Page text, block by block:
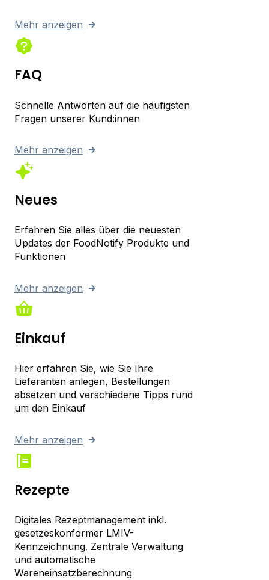
Mehr anzeigen
FAQ
Schnelle Antworten auf die häufigsten
Fragen unserer Kund:innen
Mehr anzeigen
Neues
Erfahren Sie alles über die neuesten
Updates der FoodNotify Produkte und
Funktionen
Mehr anzeigen
Einkauf
Hier erfahren Sie, wie Sie Ihre
Lieferanten anlegen, Bestellungen
absetzen und verschiedene Tipps rund
um den Einkauf
Mehr anzeigen
Rezepte
Digitales Rezeptmanagement inkl.
gesetzeskonformer LMIV-
Kennzeichnung. Zentrale Verwaltung
und automatische
Wareneinsatzberechnung